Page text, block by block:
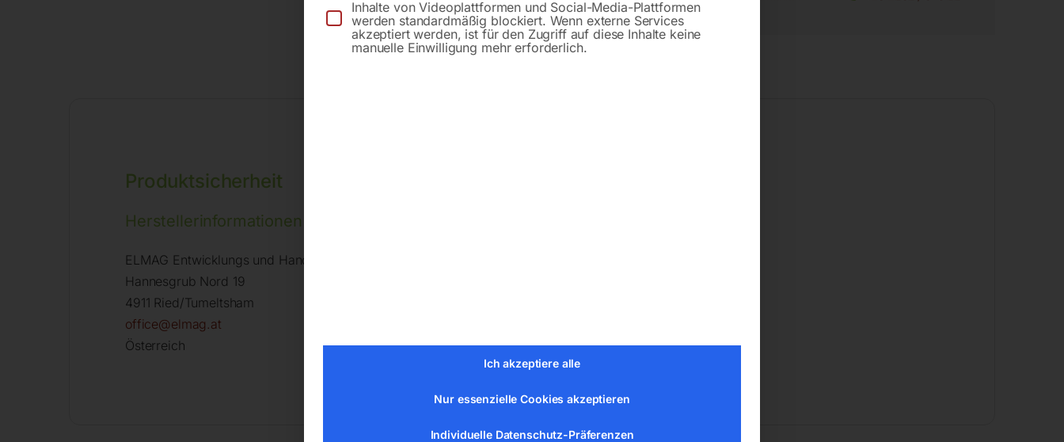
Produktsicherheit
Herstellerinformationen
ELMAG Entwicklungs und Handels GmbH
Hannesgrub Nord 19
4911 Ried/Tumeltsham
office@elmag.at
Österreich
Inhalte von Videoplattformen und Social-Media-Plattformen
werden standardmäßig blockiert. Wenn externe Services
akzeptiert werden, ist für den Zugriff auf diese Inhalte keine
manuelle Einwilligung mehr erforderlich.
Ich akzeptiere alle
Nur essenzielle Cookies akzeptieren
Individuelle Datenschutz-Präferenzen